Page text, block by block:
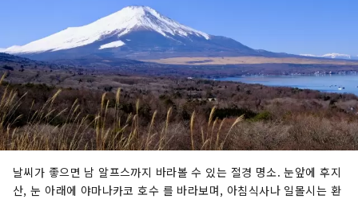
날씨가 좋으면 남 알프스까지 바라볼 수 있는 절경 명소. 눈앞에 후지
산, 눈 아래에 야마나카코 호수 를 바라보며, 아침식사나 일몰시는 환